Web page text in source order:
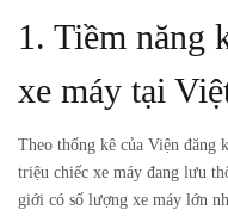
1. Tiềm năng
xe máy tại
Theo thống kê của Viện đăng
triệu chiếc xe máy đang lưu
giới có số lượng xe máy lớn